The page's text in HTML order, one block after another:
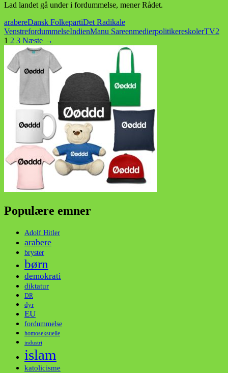
Lad landet gå under i fordummelse, mener Rådet.
arabereDansk FolkepartiDet Radikale
VenstrefordummelseIndienManu SareenmedierpolitikereskolerTV2
Indlægsnavigation
1 2 3 Næste →
Populære emner
Adolf Hitler
arabere
bryster
børn
demokrati
diktatur
DR
dyr
EU
fordummelse
homoseksuelle
industri
islam
katolicisme